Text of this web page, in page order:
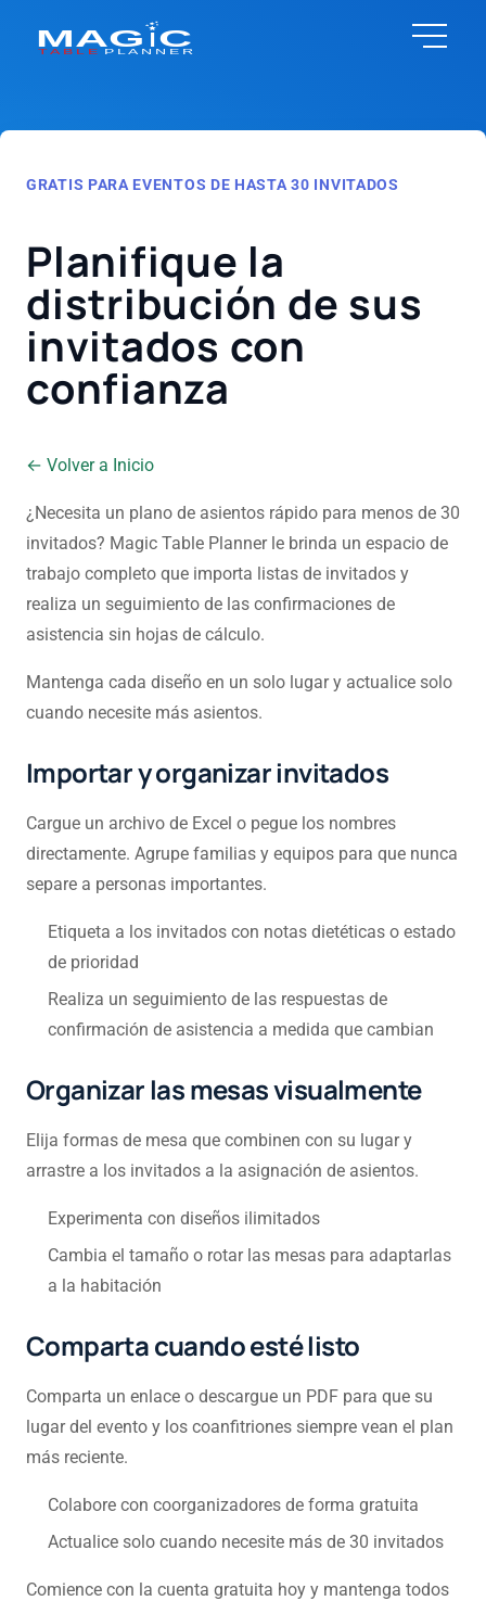
GRATIS PARA EVENTOS DE HASTA 30 INVITADOS
Planifique la
distribución de sus
invitados con
confianza
← Volver a Inicio
¿Necesita un plano de asientos rápido para menos de 30
invitados? Magic Table Planner le brinda un espacio de
trabajo completo que importa listas de invitados y
realiza un seguimiento de las confirmaciones de
asistencia sin hojas de cálculo.
Mantenga cada diseño en un solo lugar y actualice solo
cuando necesite más asientos.
Importar y organizar invitados
Cargue un archivo de Excel o pegue los nombres
directamente. Agrupe familias y equipos para que nunca
separe a personas importantes.
Etiqueta a los invitados con notas dietéticas o estado
de prioridad
Realiza un seguimiento de las respuestas de
confirmación de asistencia a medida que cambian
Organizar las mesas visualmente
Elija formas de mesa que combinen con su lugar y
arrastre a los invitados a la asignación de asientos.
Experimenta con diseños ilimitados
Cambia el tamaño o rotar las mesas para adaptarlas
a la habitación
Comparta cuando esté listo
Comparta un enlace o descargue un PDF para que su
lugar del evento y los coanfitriones siempre vean el plan
más reciente.
Colabore con coorganizadores de forma gratuita
Actualice solo cuando necesite más de 30 invitados
Comience con la cuenta gratuita hoy y mantenga todos